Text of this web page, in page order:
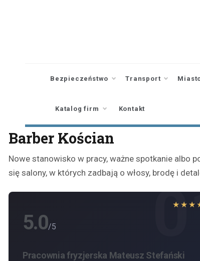
Bezpieczeństwo Transport
Katalog firm Kontakt
Barber Kościan
Nowe stanowisko w pracy, ważne spotkanie albo
się salony, w których zadbają o włosy, brodę i
5.0/5
Pracownia fryzjerska Mateusz Stefański